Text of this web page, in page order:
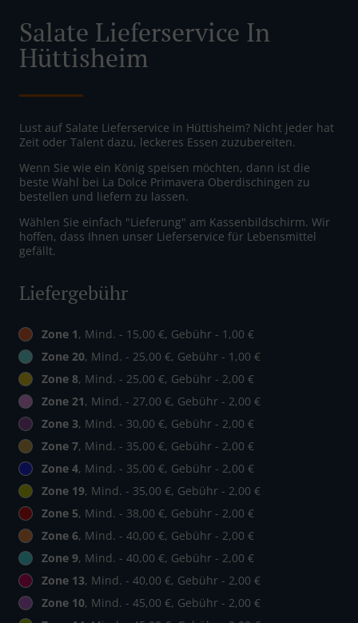
Salate Lieferservice In
Hüttisheim
Lust auf Salate Lieferservice in Hüttisheim? Nicht jeder hat
Zeit oder Talent dazu, leckeres Essen zuzubereiten.
Wenn Sie wie ein König speisen möchten, dann ist die
beste Wahl bei La Dolce Primavera Oberdischingen zu
bestellen und liefern zu lassen.
Wählen Sie einfach "Lieferung" am Kassenbildschirm. Wir
hoffen, dass Ihnen unser Lieferservice für Lebensmittel
gefällt.
Liefergebühr
Zone 1, Mind. - 15,00 €, Gebühr - 1,00 €
Zone 20, Mind. - 25,00 €, Gebühr - 1,00 €
Zone 8, Mind. - 25,00 €, Gebühr - 2,00 €
Zone 21, Mind. - 27,00 €, Gebühr - 2,00 €
Zone 3, Mind. - 30,00 €, Gebühr - 2,00 €
Zone 7, Mind. - 35,00 €, Gebühr - 2,00 €
Zone 4, Mind. - 35,00 €, Gebühr - 2,00 €
Zone 19, Mind. - 35,00 €, Gebühr - 2,00 €
Zone 5, Mind. - 38,00 €, Gebühr - 2,00 €
Zone 6, Mind. - 40,00 €, Gebühr - 2,00 €
Zone 9, Mind. - 40,00 €, Gebühr - 2,00 €
Zone 13, Mind. - 40,00 €, Gebühr - 2,00 €
Zone 10, Mind. - 45,00 €, Gebühr - 2,00 €